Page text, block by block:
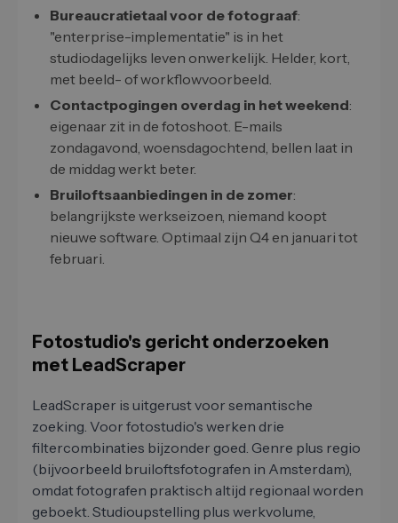
Bureaucratietaal voor de fotograaf:
"enterprise-implementatie" is in het
studiodagelijks leven onwerkelijk. Helder, kort,
met beeld- of workflowvoorbeeld.
Contactpogingen overdag in het weekend:
eigenaar zit in de fotoshoot. E-mails
zondagavond, woensdagochtend, bellen laat in
de middag werkt beter.
Bruiloftsaanbiedingen in de zomer:
belangrijkste werkseizoen, niemand koopt
nieuwe software. Optimaal zijn Q4 en januari tot
februari.
Fotostudio's gericht onderzoeken
met LeadScraper
LeadScraper is uitgerust voor semantische
zoeking. Voor fotostudio's werken drie
filtercombinaties bijzonder goed. Genre plus regio
(bijvoorbeeld bruiloftsfotografen in Amsterdam),
omdat fotografen praktisch altijd regionaal worden
geboekt. Studioupstelling plus werkvolume,